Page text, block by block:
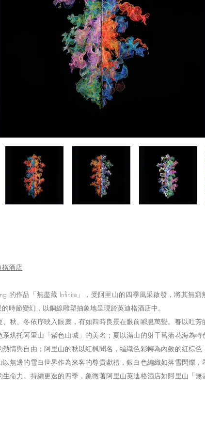
格酒店
的作品「無盡藏 Infinite」，受阿里山的四季風采啟發，將其無
時節變幻，以銅線雕塑抽象地呈現於英迪格酒店中。
秋、冬依序映入眼簾，有如四時良景在眼前瞬息萬變。春以吐芳
系烘托阿里山「紫色山城」的美名；夏以滿山的射干菖蒲花海為
熱情與自由；阿里山的秋以紅楓聞名，編織色彩轉為內斂的紅棕色
無邊的雪白世界作為來客的尊貴獻禮，銀白色編織如落雪閃爍
命力。持續更迭的四季，象徵著阿里山英迪格酒店如阿里山「無